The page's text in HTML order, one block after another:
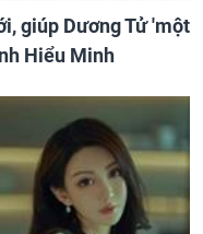
giúp Dương Tử 'một
Hiểu Minh